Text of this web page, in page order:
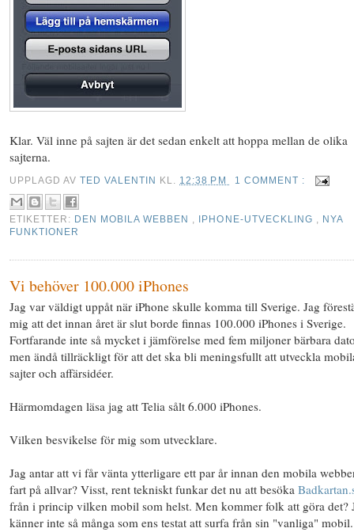
Klar. Väl inne på sajten är det sedan enkelt att hoppa mellan de olika
sajterna.
UPPLAGD AVTED VALENTIN KL. 12:38 PM 1 COMMENT :
ETIKETTER: DEN MOBILA WEBBEN IPHONE-UTVECKLING
NYA
FUNKTIONER
Vi behöver 100.000 iPhones
Jag var väldigt uppåt när iPhone skulle komma till Sverige. Jag
mig att det innan året är slut borde finnas 100.000 iPhones i Sverige.
Fortfarande inte så mycket i jämförelse med fem miljoner bärbara
men ändå tillräckligt för att det ska bli meningsfullt att utveckla
sajter och affärsidéer.
Härmomdagen läsa jag att Telia sålt 6.000 iPhones.
Vilken besvikelse för mig som utvecklare.
Jag antar att vi får vänta ytterligare ett par år innan den mobila
fart på allvar? Visst, rent tekniskt funkar det nu att besöka
från i princip vilken mobil som helst. Men kommer folk att göra det?
känner inte så många som ens testat att surfa från sin "vanliga" mobil.